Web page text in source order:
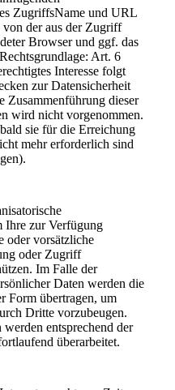
ZugriffsName und URL
von der aus der Zugriff
Browser und ggf. das
Art. 6
Interesse folgt
zur Datensicherheit
Zusammenführung dieser
wird nicht vorgenommen.
sie für die Erreichung
mehr erforderlich sind
Ihre zur Verfügung
oder vorsätzliche
oder Zugriff
Im Falle der
Daten werden die
Form übertragen, um
Dritte vorzubeugen.
entsprechend der
überarbeitet.